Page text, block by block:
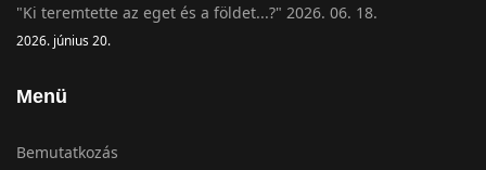
"Ki teremtette az eget és a földet...?" 2026. 06. 18.
2026. június 20.
Menü
Bemutatkozás